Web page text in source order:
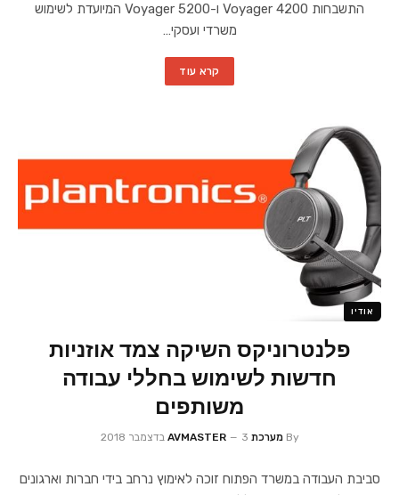
התשבחות Voyager 4200 ו-Voyager 5200 המיועדת לשימוש
משרדי ועסקי…
קרא עוד
אודיו
פלנטרוניקס השיקה צמד אוזניות
חדשות לשימוש בחללי עבודה
משותפים
By מערכת AVMASTER 3 בדצמבר 2018
סביבת העבודה במשרד הפתוח זוכה לאימוץ נרחב בידי חברות וארגונים